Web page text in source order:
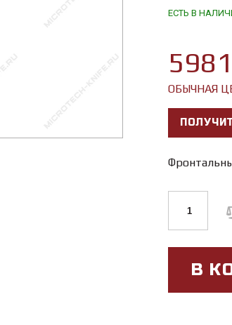
ЕСТЬ В
ОБЫЧНАЯ
В